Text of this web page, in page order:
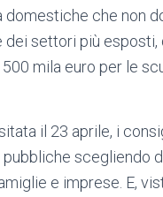
domestiche che non
dei settori più
mila euro per le
il 23 aprile, i
scegliendo
e imprese. E,